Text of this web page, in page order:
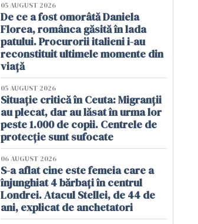
05 AUGUST 2026
De ce a fost omorâtă Daniela
Florea, românca găsită în lada
patului. Procurorii italieni i-au
reconstituit ultimele momente din
viață
05 AUGUST 2026
Situație critică în Ceuta: Migranții
au plecat, dar au lăsat în urma lor
peste 1.000 de copii. Centrele de
protecție sunt sufocate
06 AUGUST 2026
S-a aflat cine este femeia care a
înjunghiat 4 bărbați în centrul
Londrei. Atacul Stellei, de 44 de
ani, explicat de anchetatori